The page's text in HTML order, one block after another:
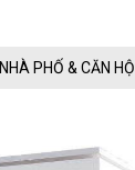
NHÀ PHỐ & CĂN HỘ